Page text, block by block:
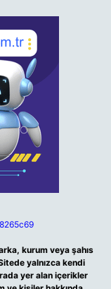
kurum veya şahıs
yalnızca kendi
yer alan içerikler